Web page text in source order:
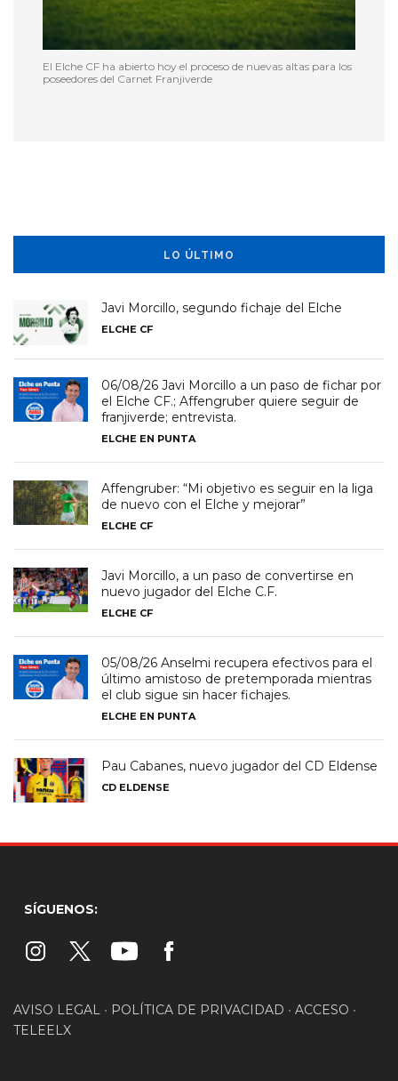
El Elche CF ha abierto hoy el proceso de nuevas altas para los
poseedores del Carnet Franjiverde
LO ÚLTIMO
Javi Morcillo, segundo fichaje del Elche
ELCHE CF
06/08/26 Javi Morcillo a un paso de fichar por
el Elche CF.; Affengruber quiere seguir de
franjiverde; entrevista.
ELCHE EN PUNTA
Affengruber: “Mi objetivo es seguir en la liga
de nuevo con el Elche y mejorar”
ELCHE CF
Javi Morcillo, a un paso de convertirse en
nuevo jugador del Elche C.F.
ELCHE CF
05/08/26 Anselmi recupera efectivos para el
último amistoso de pretemporada mientras
el club sigue sin hacer fichajes.
ELCHE EN PUNTA
Pau Cabanes, nuevo jugador del CD Eldense
CD ELDENSE
SÍGUENOS:
AVISO LEGAL • POLÍTICA DE PRIVACIDAD • ACCESO •
TELEELX